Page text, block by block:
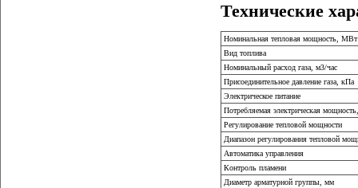
Технические
Номинальная тепловая мощность, МВт
Вид топлива
Номинальный расход газа, м3/час
Присоединительное давление газа, кПа
Электрическое питание
Потребляемая электрическая
Регулирование тепловой мощности
Диапазон регулирования тепловой
Автоматика управления
Контроль пламени
Диаметр арматурной группы, мм